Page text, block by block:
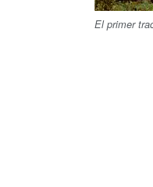
El primer